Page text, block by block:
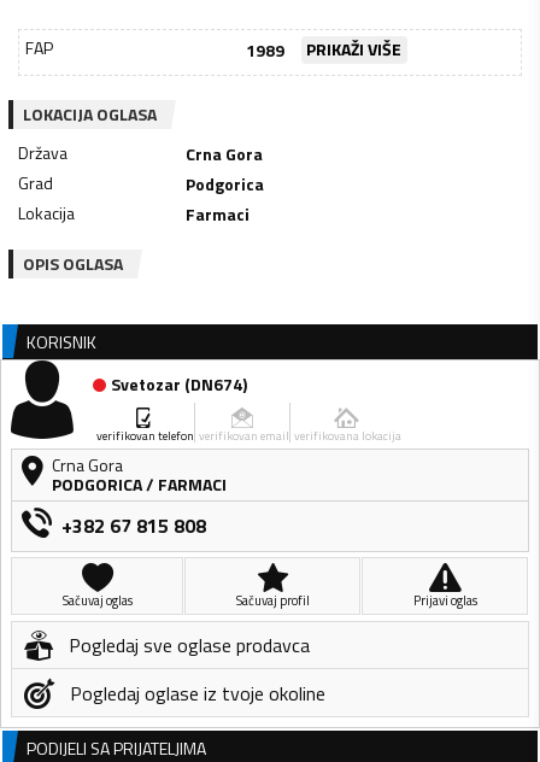
FAP 1989 PRIKAŽI VIŠE
LOKACIJA OGLASA
Država
Crna Gora
Grad
Podgorica
Lokacija
Farmaci
OPIS OGLASA
KORISNIK
Svetozar (DN674)
verifikovan telefon verifikovan email verifikovana lokacija
Crna Gora
PODGORICA/ FARMACI
+382 67 815 808
Sačuvaj oglas Sačuvaj profil Prijavi oglas
Pogledaj sve oglase prodavca
Pogledaj oglase iz tvoje okoline
PODIJELI SA PRIJATELJIMA